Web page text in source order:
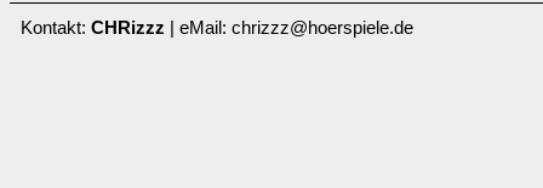
Kontakt: CHRizzz | eMail: chrizzz@hoerspiele.de